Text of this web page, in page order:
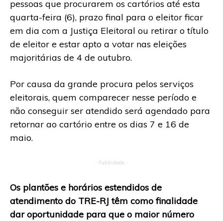
pessoas que procurarem os cartórios até esta
quarta-feira (6), prazo final para o eleitor ficar
em dia com a Justiça Eleitoral ou retirar o título
de eleitor e estar apto a votar nas eleições
majoritárias de 4 de outubro.
Por causa da grande procura pelos serviços
eleitorais, quem comparecer nesse período e
não conseguir ser atendido será agendado para
retornar ao cartório entre os dias 7 e 16 de
maio.
- Publicidade -
Os plantões e horários estendidos de
atendimento do TRE-RJ têm como finalidade
dar oportunidade para que o maior número